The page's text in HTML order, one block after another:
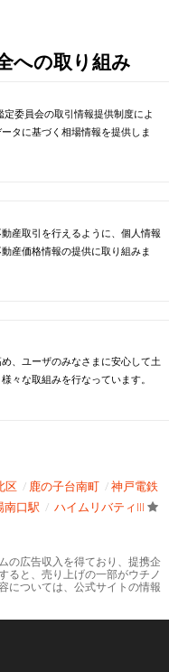
への取り組み
委員会の取引情報提供制度によ
タに基づく相場情報を提供しま
産取引を行えるように、個人情報
産価格情報の提供に取り組みま
、ユーザのみなさまに安心して土
々な取組みを行なっています。
区 鹿の子台南町
神戸電鉄
南口駅 ハイムリバティIII
の広告収入を得ており、提携企
ると、売り上げの一部がウチノ
については、公式サイトの情報